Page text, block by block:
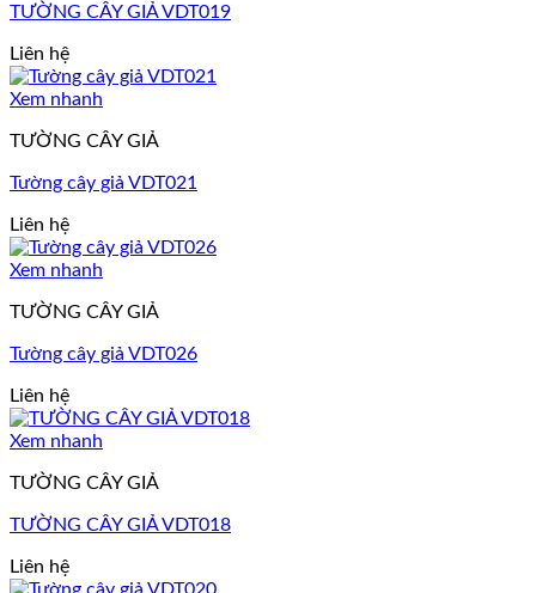
TƯỜNG CÂY GIẢ VDT019
Liên hệ
Xem nhanh
TƯỜNG CÂY GIẢ
Tường cây giả VDT021
Liên hệ
Xem nhanh
TƯỜNG CÂY GIẢ
Tường cây giả VDT026
Liên hệ
Xem nhanh
TƯỜNG CÂY GIẢ
TƯỜNG CÂY GIẢ VDT018
Liên hệ